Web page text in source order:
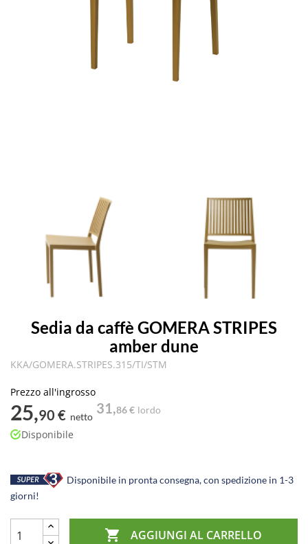
Sedia da caffè GOMERA STRIPES
amber dune
KKA/GOMERA.STRIPES.315/TI/STM
Prezzo all'ingrosso
25,90 € netto
31,86 € lordo
Disponibile
Disponibile in pronta consegna, con spedizione in 1-3
giorni!
 AGGIUNGI AL CARRELLO